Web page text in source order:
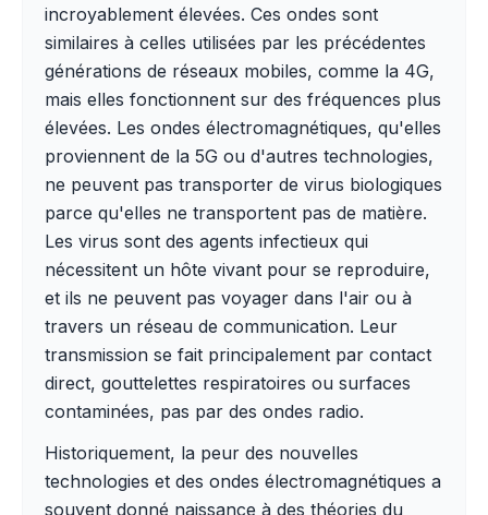
incroyablement élevées. Ces ondes sont
similaires à celles utilisées par les précédentes
générations de réseaux mobiles, comme la 4G,
mais elles fonctionnent sur des fréquences plus
élevées. Les ondes électromagnétiques, qu'elles
proviennent de la 5G ou d'autres technologies,
ne peuvent pas transporter de virus biologiques
parce qu'elles ne transportent pas de matière.
Les virus sont des agents infectieux qui
nécessitent un hôte vivant pour se reproduire,
et ils ne peuvent pas voyager dans l'air ou à
travers un réseau de communication. Leur
transmission se fait principalement par contact
direct, gouttelettes respiratoires ou surfaces
contaminées, pas par des ondes radio.
Historiquement, la peur des nouvelles
technologies et des ondes électromagnétiques a
souvent donné naissance à des théories du